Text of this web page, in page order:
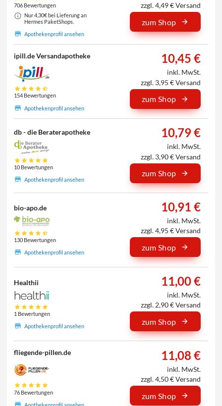
706 Bewertungen
Nur 4,30€ bei Lieferung an
Hermes PaketShops.
Apothekenprofil ansehen
zzgl. 4,49 € Versand
zum Shop
ipill.de Versandapotheke
154 Bewertungen
Apothekenprofil ansehen
10,45 €
inkl. MwSt.
zzgl. 3,95 € Versand
zum Shop
db - die Beraterapotheke
10 Bewertungen
Apothekenprofil ansehen
10,79 €
inkl. MwSt.
zzgl. 3,90 € Versand
zum Shop
bio-apo.de
130 Bewertungen
Apothekenprofil ansehen
10,91 €
inkl. MwSt.
zzgl. 4,95 € Versand
zum Shop
Healthii
1 Bewertungen
Apothekenprofil ansehen
11,00 €
inkl. MwSt.
zzgl. 2,90 € Versand
zum Shop
fliegende-pillen.de
76 Bewertungen
Apothekenprofil ansehen
11,08 €
inkl. MwSt.
zzgl. 4,50 € Versand
zum Shop